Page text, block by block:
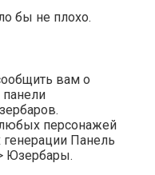
бы не плохо.
вам о
персонажей
Панель
Юзербары.